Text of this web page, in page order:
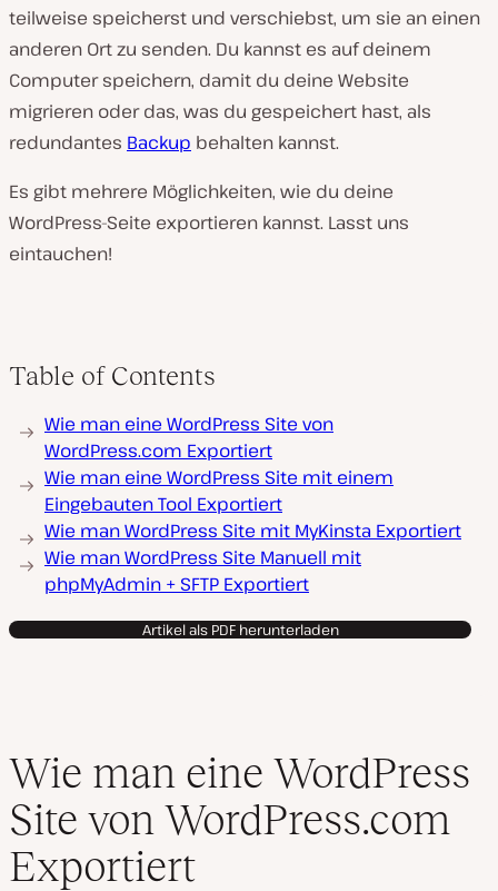
teilweise speicherst und verschiebst, um sie an einen
anderen Ort zu senden. Du kannst es auf deinem
Computer speichern, damit du deine Website
migrieren oder das, was du gespeichert hast, als
redundantes Backup behalten kannst.
Es gibt mehrere Möglichkeiten, wie du deine
WordPress-Seite exportieren kannst. Lasst uns
eintauchen!
Table of Contents
Wie man eine WordPress Site von
WordPress.com Exportiert
Wie man eine WordPress Site mit einem
Eingebauten Tool Exportiert
Wie man WordPress Site mit MyKinsta Exportiert
Wie man WordPress Site Manuell mit
phpMyAdmin + SFTP Exportiert
Artikel als PDF herunterladen
Wie man eine WordPress
Site von WordPress.com
Exportiert